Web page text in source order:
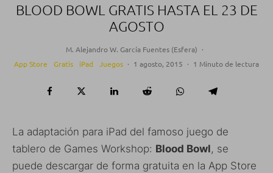
BLOOD BOWL GRATIS HASTA EL 23 DE
AGOSTO
M. Alejandro W. García Fuentes (Esfera) ·
App Store
Gratis iPad Juegos · 1 agosto, 2015 · 1 Minuto de lectura
La adaptación para iPad del famoso juego de
tablero de Games Workshop: Blood Bowl, se
puede descargar de forma gratuita en la App Store